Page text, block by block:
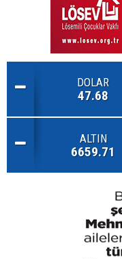
DOLAR
47.68
ALTIN
6659.71